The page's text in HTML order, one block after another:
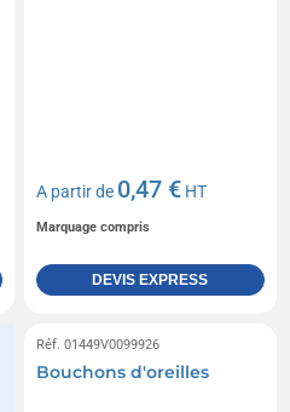
A partir de 0,47 € HT
Marquage compris
DEVIS EXPRESS
Réf. 01449V0099926
Bouchons d'oreilles